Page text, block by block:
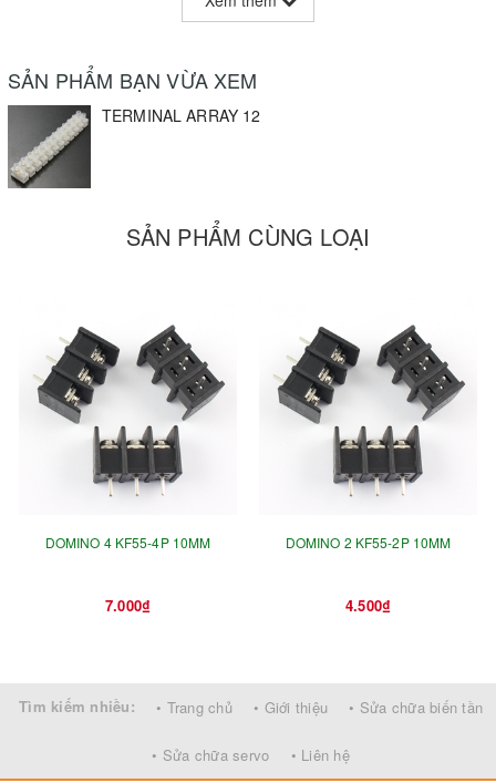
SẢN PHẨM BẠN VỪA XEM
TERMINAL ARRAY 12
SẢN PHẨM CÙNG LOẠI
DOMINO 4 KF55-4P 10MM
7.000₫
DOMINO 2 KF55-2P 10MM
4.500₫
Tìm kiếm nhiều: • Trang chủ • Giới thiệu • Sửa chữa biến tần
• Sửa chữa servo • Liên hệ